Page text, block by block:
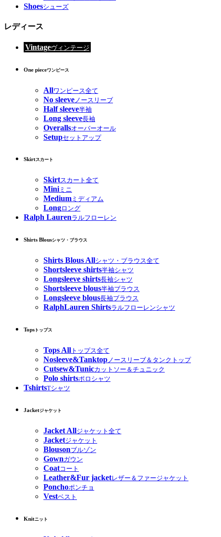
Shoesシューズ
レディース
Vintageヴィンテージ
One pieceワンピース
Allワンピース全て
No sleeve ノースリーブ
Half sleeve半袖
Long sleeve長袖
Overallsオーバーオール
Setupセットアップ
Skirtスカート
Skirtスカート全て
Miniミニ
Medium ミディアム
Longロング
Ralph Laurenラルフローレン
Shirts Blousシャツ・ブラウス
Shirts Blous Allシャツ・ブラウス全て
Shortsleeve shirts半袖シャツ
Longsleeve shirts長袖シャツ
Shortsleeve blous半袖ブラウス
Longsleeve blous長袖ブラウス
RalphLauren Shirtsラルフローレンシャツ
Tops トップス
Tops All トップス全て
Nosleeve&Tanktopノースリーブ＆タンクトップ
Cutsew&Tunicカットソー＆チュニック
Polo shirtsポロシャツ
TshirtsTシャツ
Jacketジャケット
Jacket Allジャケット全て
Jacketジャケット
Blousonブルゾン
Gownガウン
Coatコート
Leather&Fur jacketレザー＆ファージャケット
Ponchoポンチョ
Vestベスト
Knitニット